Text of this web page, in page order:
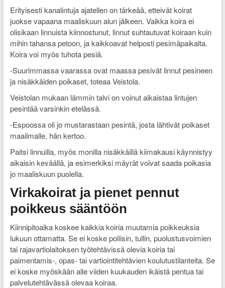
Erityisesti kanalintuja ajatellen on tärkeää, etteivät koirat
juokse vapaana maaliskuun alun jälkeen. Vaikka koira ei
olisikaan linnuista kiinnostunut, linnut suhtautuvat koiraan kuin
mihin tahansa petoon, ja kaikkoavat helposti pesimäpaikalta.
Koira voi myös tuhota pesiä.
-Suurimmassa vaarassa ovat maassa pesivät linnut pesineen
ja nisäkkäiden poikaset, toteaa Veistola.
Veistolan mukaan lämmin talvi on voinut aikaistaa lintujen
pesintää varsinkin etelässä.
-Espoossa oli jo mustarastaan pesintä, josta lähtivät poikaset
maailmalle, hän kertoo.
Paitsi linnuilla, myös monilla nisäkkäillä kiimakausi käynnistyy
aikaisin keväällä, ja esimerkiksi mäyrät voivat saada poikasia
jo maaliskuun puolella.
Virkakoirat ja pienet pennut
poikkeus sääntöön
Kiinnipitoaika koskee kaikkia koiria muutamia poikkeuksia
lukuun ottamatta. Se ei koske poliisin, tullin, puolustusvoimien
tai rajavartiolaitoksen työtehtävissä olevia koiria tai
paimentamis-, opas- tai vartiointitehtävien koulutustilanteita. Se
ei koske myöskään alle viiden kuukauden ikäistä pentua tai
palvelutehtävässä olevaa koiraa.